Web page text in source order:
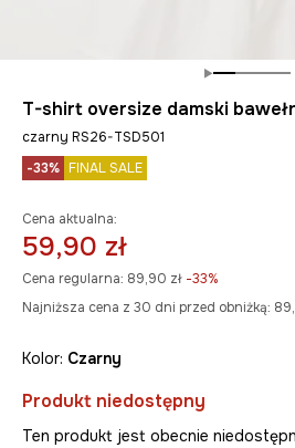
T-shirt oversize damski
czarny RS26-TSD501
-33% FINAL SALE
Cena aktualna:
59,90 zł
Cena regularna: 89,90 zł -33%
Najniższa cena z 30 dni przed obniżką:
Kolor: czarny
Produkt niedostępny
Ten produkt jest obecnie